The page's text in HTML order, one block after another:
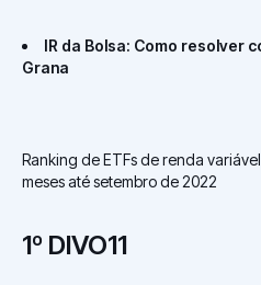
IR da Bolsa: Como resolver
Grana
Ranking de ETFs de renda
meses até setembro de 2022
1º DIVO11